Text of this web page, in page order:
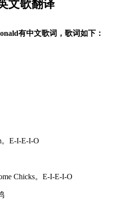
文歌翻译
有中文歌词，歌词如下：
。E-I-E-I-O
Chicks。E-I-E-I-O